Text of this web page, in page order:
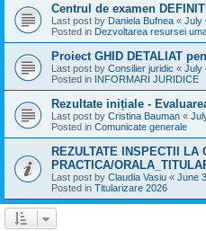
Centrul de examen
Last post by Daniela Bufnea « July
Posted in Dezvoltarea resursei
Proiect GHID DETALIAT
Last post by Consilier juridic « July
Posted in INFORMARI JURIDICE
Rezultate inițiale -
Last post by Cristina Bauman «
Posted in Comunicate generale
REZULTATE INSPECTII LA
PRACTICA/
Last post by Claudia Vasiu « June
Posted in Titularizare 2026